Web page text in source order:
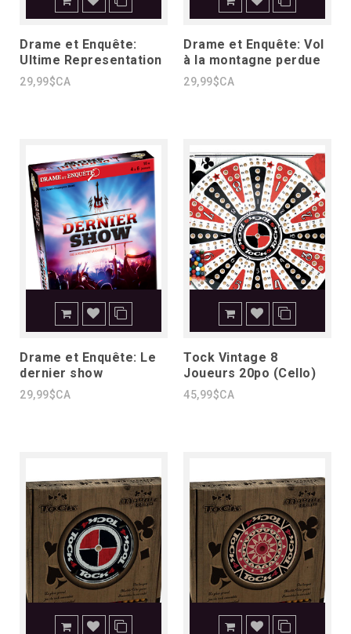
Drame et Enquête:
Ultime Representation
29,99$CA
Drame et Enquête: Vol
à la montagne perdue
29,99$CA
Drame et Enquête: Le
dernier show
29,99$CA
Tock Vintage 8
Joueurs 20po (Cello)
45,99$CA